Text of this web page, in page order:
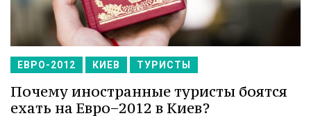
ЕВРО-2012 КИЕВ ТУРИСТЫ
Почему иностранные туристы боятся
ехать на Евро−2012 в Киев?